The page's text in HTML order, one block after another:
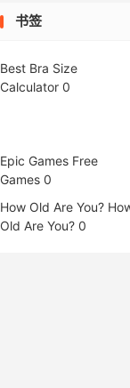
书签
Best Bra Size
Calculator 0
Epic Games Free
Games 0
How Old Are You?
Old Are You? 0